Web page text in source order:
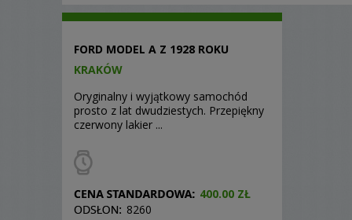
FORD MODEL A Z 1928 ROKU
KRAKÓW
Oryginalny i wyjątkowy samochód
prosto z lat dwudziestych. Przepiękny
czerwony lakier ...
400.00 ZŁ
8260